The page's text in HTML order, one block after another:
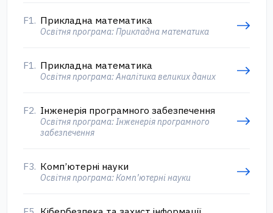
F1. Прикладна математика
Освітня програма: Прикладна математика
F1. Прикладна математика
Освітня програма: Аналітика великих даних
F2. Інженерія програмного забезпечення
Освітня програма: Інженерія програмного
забезпечення
F3. Комп’ютерні науки
Освітня програма: Комп’ютерні науки